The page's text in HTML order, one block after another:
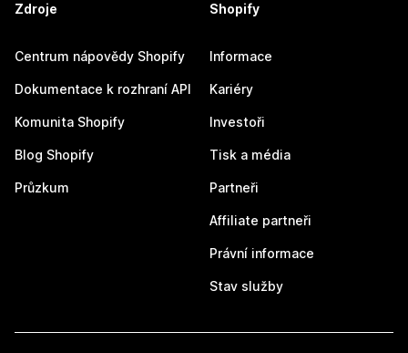
Zdroje
Centrum nápovědy Shopify
Dokumentace k rozhraní API
Komunita Shopify
Blog Shopify
Průzkum
Shopify
Informace
Kariéry
Investoři
Tisk a média
Partneři
Affiliate partneři
Právní informace
Stav služby